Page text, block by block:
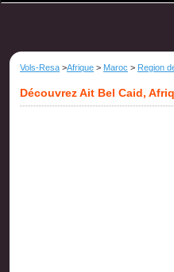
Vols-Resa >Afrique > Maroc > Region
Découvrez Ait Bel Caid,